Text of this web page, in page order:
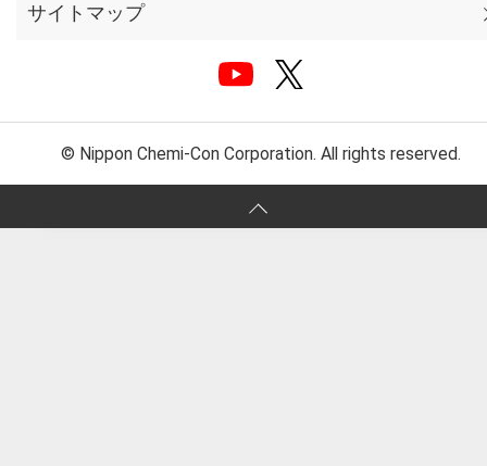
サイトマップ
© Nippon Chemi-Con Corporation. All rights reserved.